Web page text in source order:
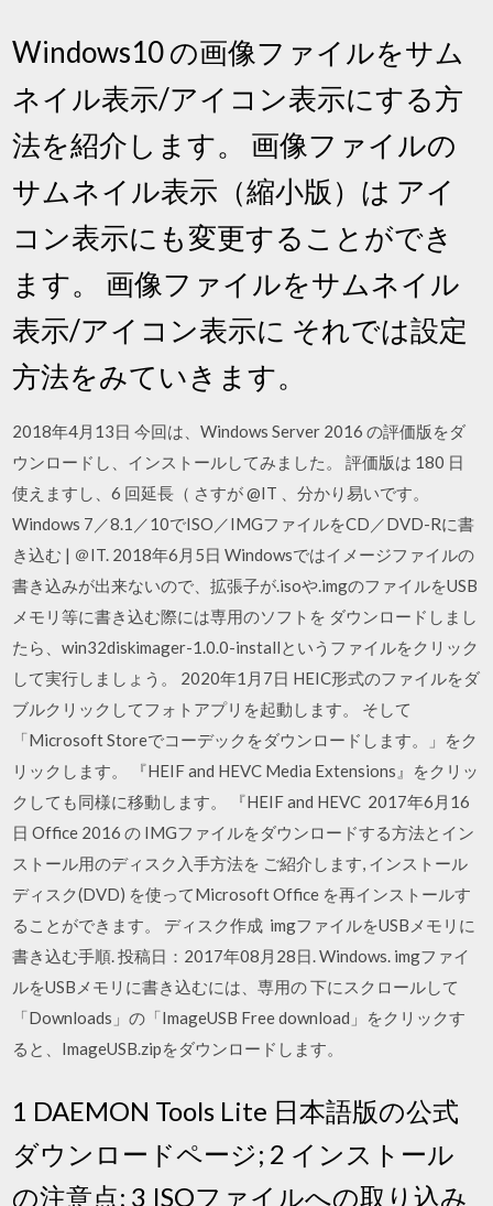
Windows10 の画像ファイルをサム
ネイル表示/アイコン表示にする方
法を紹介します。 画像ファイルの
サムネイル表示（縮小版）は アイ
コン表示にも変更することができ
ます。 画像ファイルをサムネイル
表示/アイコン表示に それでは設定
方法をみていきます。
2018年4月13日 今回は、Windows Server 2016 の評価版をダ
ウンロードし、インストールしてみました。 評価版は 180 日
使えますし、6 回延長（ さすが @IT 、分かり易いです。
Windows 7／8.1／10でISO／IMGファイルをCD／DVD-Rに書
き込む | ＠IT. 2018年6月5日 Windowsではイメージファイルの
書き込みが出来ないので、拡張子が.isoや.imgのファイルをUSB
メモリ等に書き込む際には専用のソフトを ダウンロードしまし
たら、win32diskimager-1.0.0-installというファイルをクリック
して実行しましょう。 2020年1月7日 HEIC形式のファイルをダ
ブルクリックしてフォトアプリを起動します。 そして
「Microsoft Storeでコーデックをダウンロードします。」をク
リックします。 『HEIF and HEVC Media Extensions』をクリッ
クしても同様に移動します。 『HEIF and HEVC 2017年6月16
日 Office 2016 の IMGファイルをダウンロードする方法とイン
ストール用のディスク入手方法を ご紹介します, インストール
ディスク(DVD) を使ってMicrosoft Office を再インストールす
ることができます。 ディスク作成 imgファイルをUSBメモリに
書き込む手順. 投稿日：2017年08月28日. Windows. imgファイ
ルをUSBメモリに書き込むには、専用の 下にスクロールして
「Downloads」の「ImageUSB Free download」をクリックす
ると、ImageUSB.zipをダウンロードします。
1 DAEMON Tools Lite 日本語版の公式
ダウンロードページ; 2 インストール
の注意点; 3 ISOファイルへの取り込み